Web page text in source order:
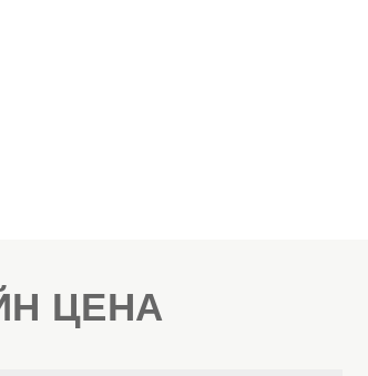
ЦЕНА